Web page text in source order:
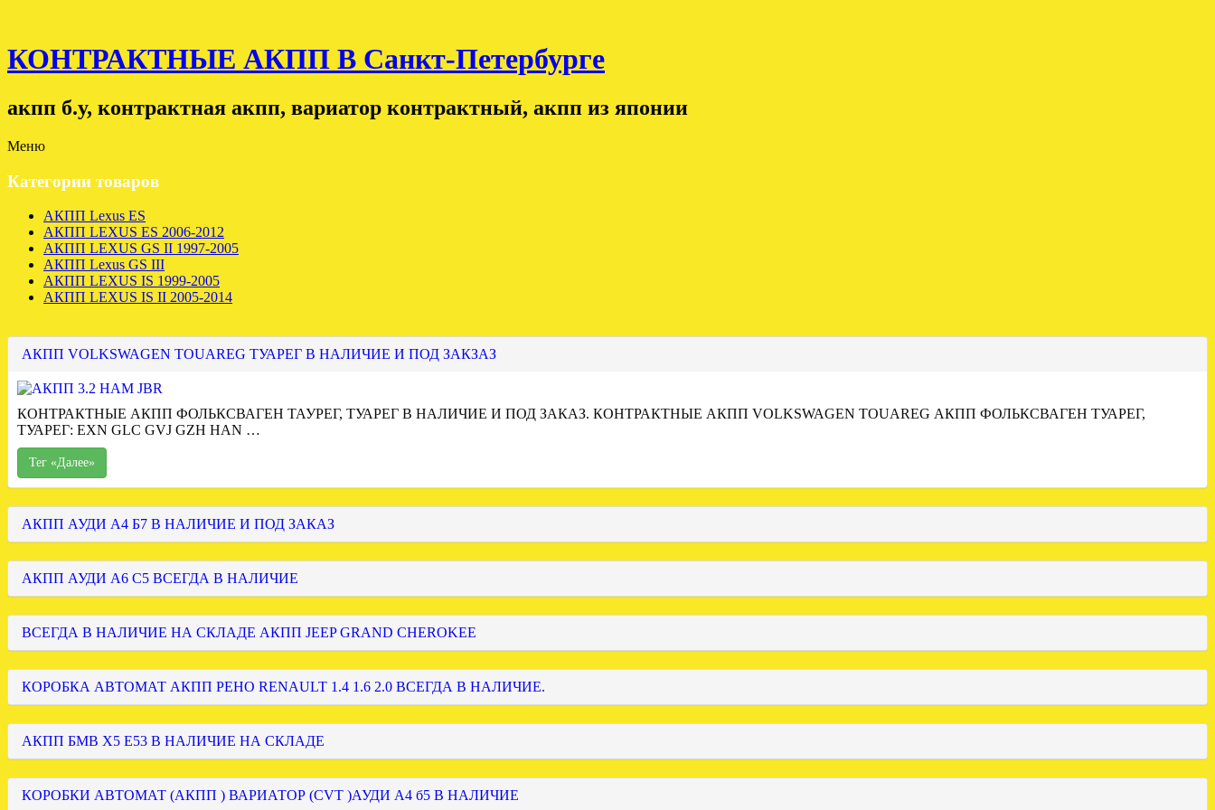
КОНТРАКТНЫЕ АКПП В Санкт-Петербурге
акпп б.у, контрактная акпп, вариатор контрактный, акпп из японии
Меню
Категории товаров
АКПП Lexus ES
АКПП LEXUS ES 2006-2012
АКПП LEXUS GS II 1997-2005
АКПП Lexus GS III
АКПП LEXUS IS 1999-2005
АКПП LEXUS IS II 2005-2014
АКПП VOLKSWAGEN TOUAREG ТУАРЕГ В НАЛИЧИЕ И ПОД ЗАКЗАЗ
КОНТРАКТНЫЕ АКПП ФОЛЬКСВАГЕН ТАУРЕГ, ТУАРЕГ В НАЛИЧИЕ И ПОД ЗАКАЗ. КОНТРАКТНЫЕ АКПП VOLKSWAGEN TOUAREG АКПП ФОЛЬКСВАГЕН ТУАРЕГ,
ТУАРЕГ: EXN GLC GVJ GZH HAN …
Тег «Далее»
АКПП АУДИ А4 Б7 В НАЛИЧИЕ И ПОД ЗАКАЗ
АКПП АУДИ А6 С5 ВСЕГДА В НАЛИЧИЕ
ВСЕГДА В НАЛИЧИЕ НА СКЛАДЕ АКПП JEEP GRAND CHEROKEE
КОРОБКА АВТОМАТ АКПП РЕНО RENAULT 1.4 1.6 2.0 ВСЕГДА В НАЛИЧИЕ.
АКПП БМВ Х5 Е53 В НАЛИЧИЕ НА СКЛАДЕ
КОРОБКИ АВТОМАТ (АКПП ) ВАРИАТОР (CVT )АУДИ А4 б5 В НАЛИЧИЕ